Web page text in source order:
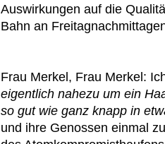
Auswirkungen auf die
Bahn an
Frau Merkel, Frau Merkel:
eigentlich nahezu um ein
so gut wie ganz knapp in
und ihre Genossen einmal